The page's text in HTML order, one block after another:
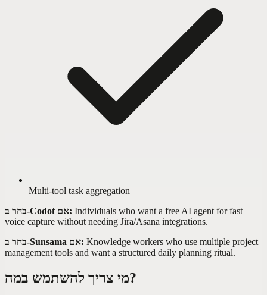
Multi-tool task aggregation
בחר ב-Codot אם: Individuals who want a free AI agent for fast
voice capture without needing Jira/Asana integrations.
בחר ב-Sunsama אם: Knowledge workers who use multiple project
management tools and want a structured daily planning ritual.
מי צריך להשתמש במה?